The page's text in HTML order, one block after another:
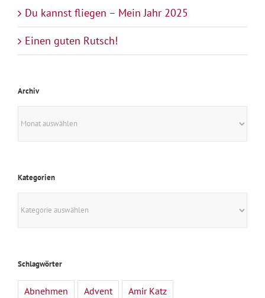
Du kannst fliegen – Mein Jahr 2025
Einen guten Rutsch!
Archiv
Kategorien
Schlagwörter
Abnehmen Advent
Amir Katz